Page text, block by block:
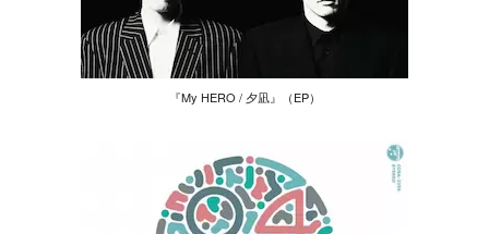
『My HERO / 夕凪』（EP）